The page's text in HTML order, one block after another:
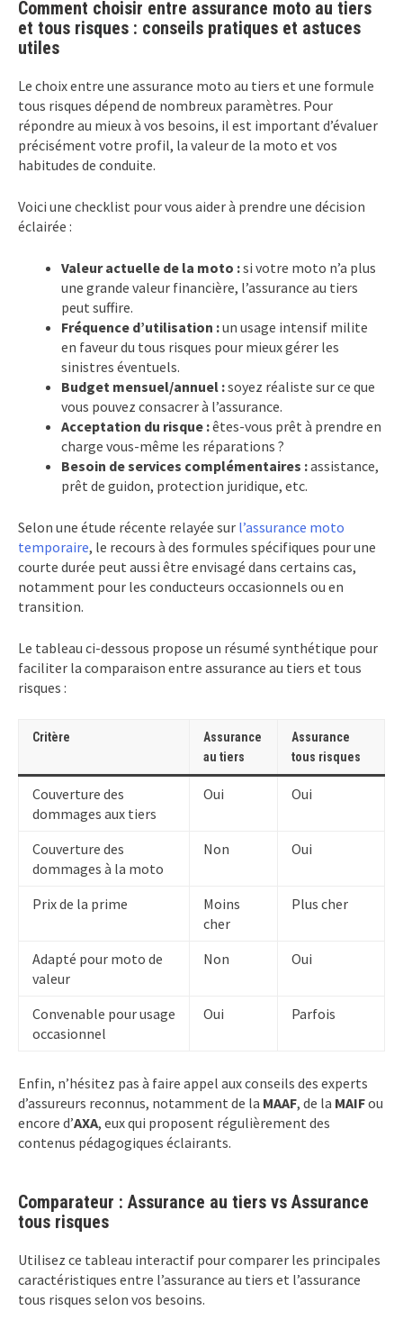
Comment choisir entre assurance moto au tiers
et tous risques : conseils pratiques et astuces
utiles
Le choix entre une assurance moto au tiers et une formule
tous risques dépend de nombreux paramètres. Pour
répondre au mieux à vos besoins, il est important d’évaluer
précisément votre profil, la valeur de la moto et vos
habitudes de conduite.
Voici une checklist pour vous aider à prendre une décision
éclairée :
Valeur actuelle de la moto :si votre moto n’a plus
une grande valeur financière, l’assurance au tiers
peut suffire.
Fréquence d’utilisation :un usage intensif milite
en faveur du tous risques pour mieux gérer les
sinistres éventuels.
Budget mensuel/annuel :soyez réaliste sur ce que
vous pouvez consacrer à l’assurance.
Acceptation du risque :êtes-vous prêt à prendre en
charge vous-même les réparations ?
Besoin de services complémentaires :assistance,
prêt de guidon, protection juridique, etc.
Selon une étude récente relayée sur l’assurance moto
temporaire, le recours à des formules spécifiques pour une
courte durée peut aussi être envisagé dans certains cas,
notamment pour les conducteurs occasionnels ou en
transition.
Le tableau ci-dessous propose un résumé synthétique pour
faciliter la comparaison entre assurance au tiers et tous
risques :
Critère
Assurance
au tiers
Assurance
tous risques
Couverture des
dommages aux tiers
Oui Oui
Couverture des
dommages à la moto
Non Oui
Prix de la prime
Moins
cher
Plus cher
Adapté pour moto de
valeur
Non Oui
Convenable pour usage
occasionnel
Oui Parfois
Enfin, n’hésitez pas à faire appel aux conseils des experts
d’assureurs reconnus, notamment de la MAAF, de la MAIFou
encore d’AXA, eux qui proposent régulièrement des
contenus pédagogiques éclairants.
Comparateur : Assurance au tiers vs Assurance
tous risques
Utilisez ce tableau interactif pour comparer les principales
caractéristiques entre l’assurance au tiers et l’assurance
tous risques selon vos besoins.